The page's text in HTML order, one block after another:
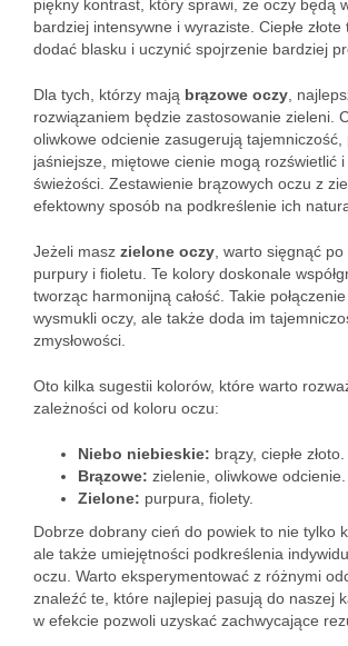
piękny kontrast, który sprawi, że oczy będą
bardziej intensywne i wyraziste. Ciepłe
dodać blasku i uczynić spojrzenie bardziej
Dla tych, którzy mają brązowe oczy ,
rozwiązaniem będzie zastosowanie zieleni.
oliwkowe odcienie zasugerują tajemniczość,
jaśniejsze, miętowe cienie mogą rozświetlić
świeżości. Zestawienie brązowych oczu z
efektowny sposób na podkreślenie ich
Jeżeli masz zielone oczy , warto sięgnąć
purpury i fioletu. Te kolory doskonale
tworząc harmonijną całość. Takie
wysmukli oczy, ale także doda im
zmysłowości.
Oto kilka sugestii kolorów, które warto
zależności od koloru oczu:
Niebo niebieskie: brązy, ciepłe złoto.
Brązowe: zielenie, oliwkowe odcienie.
Zielone: purpura, fiolety.
Dobrze dobrany cień do powiek to nie tylko
ale także umiejętności podkreślenia
oczu. Warto eksperymentować z różnymi
znaleźć te, które najlepiej pasują do naszej
w efekcie pozwoli uzyskać zachwycające